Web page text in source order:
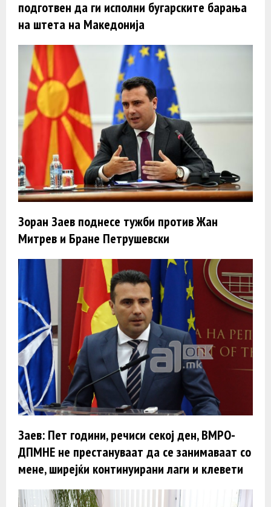
подготвен да ги исполни бугарските барања
на штета на Македонија
Зоран Заев поднесе тужби против Жан
Митрев и Бране Петрушевски
Заев: Пет години, речиси секој ден, ВМРО-
ДПМНЕ не престануваат да се занимаваат со
мене, ширејќи континуирани лаги и клевети